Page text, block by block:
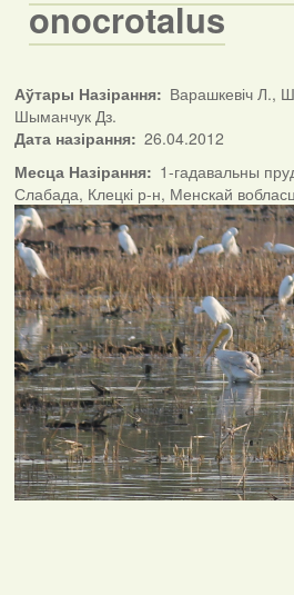
onocrotalus
Аўтары Назірання
Варашкевіч Л.,
Шыманчук Дз.
Дата назірання
26.04.2012
Месца Назірання
1-гадавальны
Слабада, Клецкі р-н, Менскай